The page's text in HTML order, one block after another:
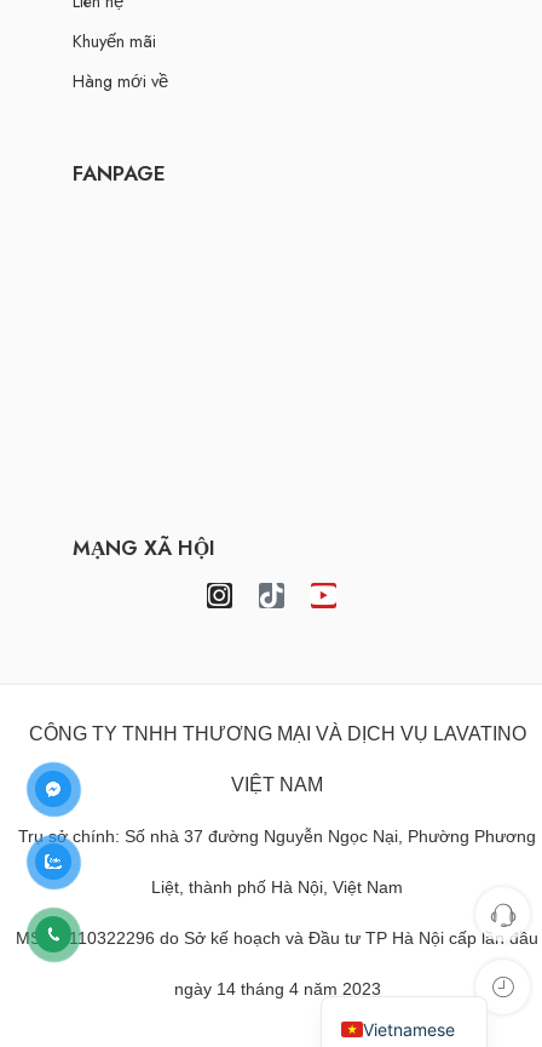
Khuyến mãi
Hàng mới về
FANPAGE
MẠNG XÃ HỘI
CÔNG TY TNHH THƯƠNG MẠI VÀ DỊCH VỤ LAVATINO
VIỆT NAM
Trụ sở chính: Số nhà 37 đường Nguyễn Ngọc Nại, Phường Phương
Liệt, thành phố Hà Nội, Việt Nam
MST: 0110322296 do Sở kế hoạch và Đầu tư TP Hà Nội cấp lần đầu
ngày 14 tháng 4 năm 2023
Vietnamese